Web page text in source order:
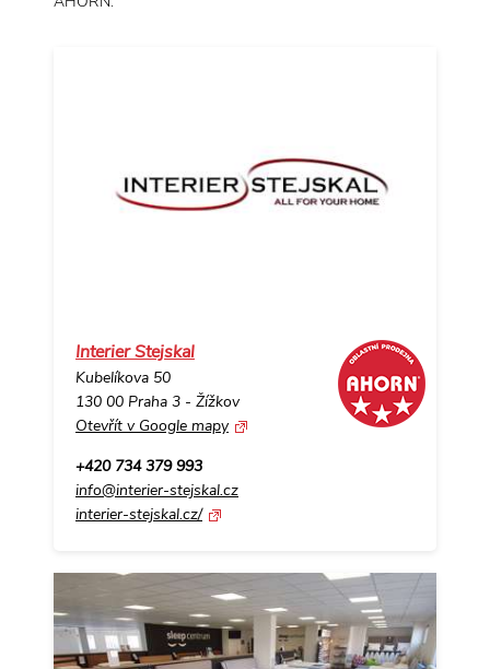
Interier Stejskal
Kubelíkova 50
130 00 Praha 3 - Žížkov
Otevřít v Google mapy
+420 734 379 993
info@interier-stejskal.cz
interier-stejskal.cz/